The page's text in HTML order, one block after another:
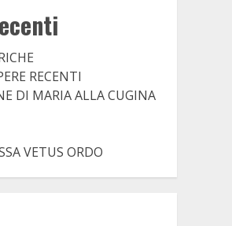
RECENTI
DI MARIA ALLA CUGINA
VETUS ORDO